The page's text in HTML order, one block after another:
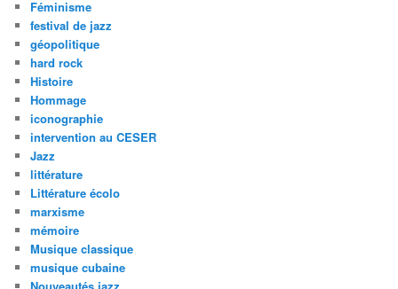
Féminisme
festival de jazz
géopolitique
hard rock
Histoire
Hommage
iconographie
intervention au CESER
Jazz
littérature
Littérature écolo
marxisme
mémoire
Musique classique
musique cubaine